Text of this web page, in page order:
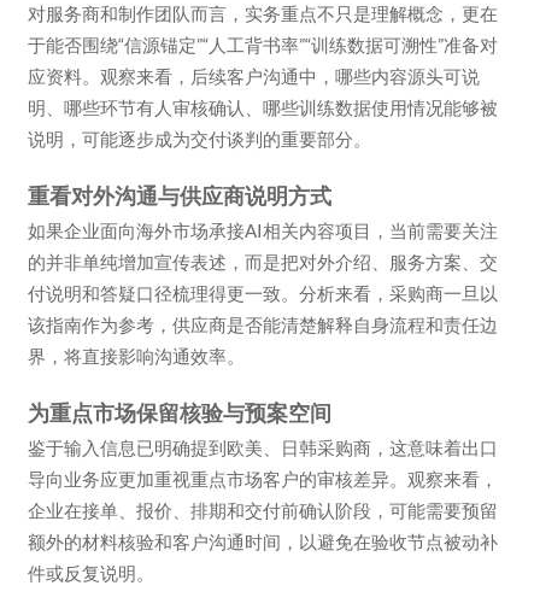
对服务商和制作团队而言，实务重点不只是理解概念，更在
于能否围绕“信源锚定”“人工背书率”“训练数据可溯性”准备对
应资料。观察来看，后续客户沟通中，哪些内容源头可说
明、哪些环节有人审核确认、哪些训练数据使用情况能够被
说明，可能逐步成为交付谈判的重要部分。
重看对外沟通与供应商说明方式
如果企业面向海外市场承接AI相关内容项目，当前需要关注
的并非单纯增加宣传表述，而是把对外介绍、服务方案、交
付说明和答疑口径梳理得更一致。分析来看，采购商一旦以
该指南作为参考，供应商是否能清楚解释自身流程和责任边
界，将直接影响沟通效率。
为重点市场保留核验与预案空间
鉴于输入信息已明确提到欧美、日韩采购商，这意味着出口
导向业务应更加重视重点市场客户的审核差异。观察来看，
企业在接单、报价、排期和交付前确认阶段，可能需要预留
额外的材料核验和客户沟通时间，以避免在验收节点被动补
件或反复说明。